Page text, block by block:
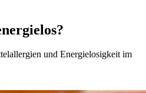
und Energielosigkeit im